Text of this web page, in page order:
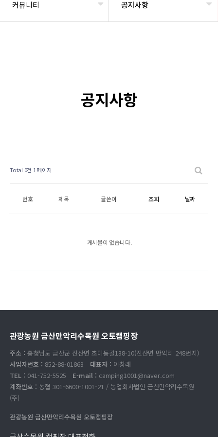
커뮤니티 공지사항
공지사항
Total 0건 1 페이지
번호 제목 글쓴이 조회 날짜
게시물이 없습니다.
관광농원 금산만악리수목원 오토캠핑장
주소 : 충청남도 금산군 진산면 초미동길138-10(진산면 만악리 248번지)
사업자번호 : 852-88-01863 대표자 : 이창래
TEL : 041-752-5525 E-mail : camping1001@naver.com
계좌번호 : 농협 301-6600-1001-21 / 농업회사법인 금산만악리수목원
(주)
관광농원 금산만악리수목원 오토캠핑장